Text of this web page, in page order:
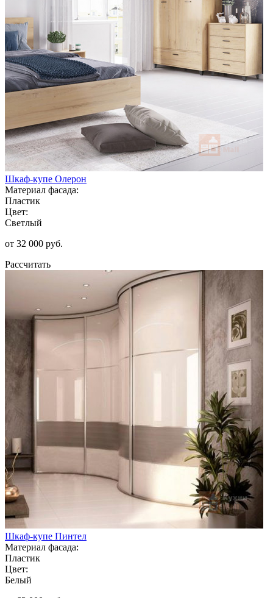
Шкаф-купе Олерон
Материал фасада:
Пластик
Цвет:
Светлый
от 32 000 руб.
Рассчитать
Шкаф-купе Пинтел
Материал фасада:
Пластик
Цвет:
Белый